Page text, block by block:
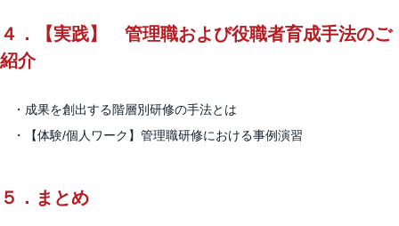
４．
【実践】 管理職および役職者育成手法のご
紹介
・成果を創出する階層別研修の手法とは
・【体験/個人ワーク】管理職研修における事例演習
５． まとめ